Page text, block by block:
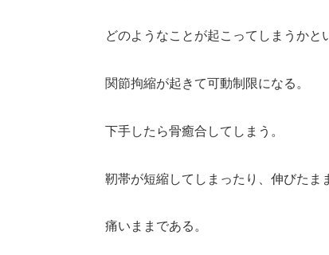
どのようなことが起こってしまうかと
関節拘縮が起きて可動制限になる。
下手したら骨癒合してしまう。
靭帯が短縮してしまったり、伸びたま
痛いままである。